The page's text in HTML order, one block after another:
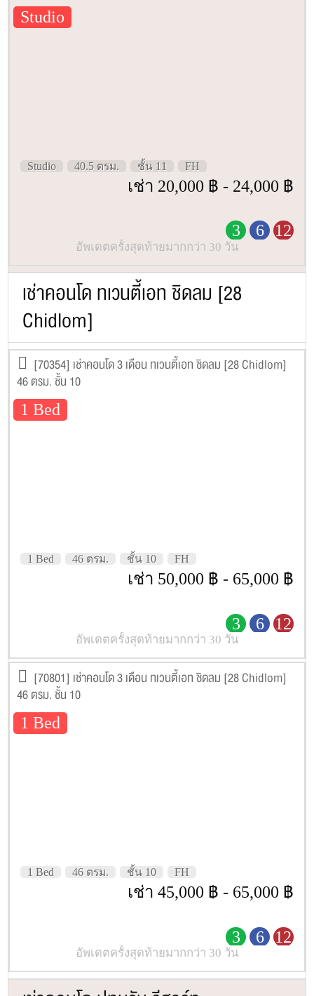
Studio
Studio 40.5 ตรม. ชั้น 11 FH
เช่า 20,000 ฿ - 24,000 ฿
3 6 12
อัพเดตครั้งสุดท้ายมากกว่า 30 วัน
เช่าคอนโด ทเวนตี้เอท ชิดลม [28
Chidlom]
[70354] เช่าคอนโด 3 เดือน ทเวนตี้เอท ชิดลม [28 Chidlom]
46 ตรม. ชั้น 10
1 Bed
1 Bed 46 ตรม. ชั้น 10 FH
เช่า 50,000 ฿ - 65,000 ฿
3 6 12
อัพเดตครั้งสุดท้ายมากกว่า 30 วัน
[70801] เช่าคอนโด 3 เดือน ทเวนตี้เอท ชิดลม [28 Chidlom]
46 ตรม. ชั้น 10
1 Bed
1 Bed 46 ตรม. ชั้น 10 FH
เช่า 45,000 ฿ - 65,000 ฿
3 6 12
อัพเดตครั้งสุดท้ายมากกว่า 30 วัน